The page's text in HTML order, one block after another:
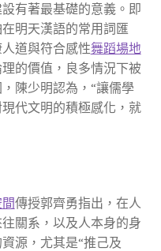
有著最基礎的意義。即
明天漢語的常用詞匯
道與符合感性舞蹈場地
的價值，良多情況下被
陳少明認為，“讓儒學
代文明的積極感化，就
傳授郭齊勇指出，在人
關系，以及人本身的身
源，尤其是“推己及